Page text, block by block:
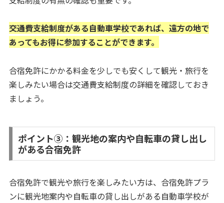
交通費支給制度がある自動車学校であれば、遠方の地で
あってもお得に参加することができます。
合宿免許にかかる料金を少しでも安くして観光・旅行を
楽しみたい場合は交通費支給制度の詳細を確認しておき
ましょう。
ポイント③：観光地の案内や自転車の貸し出し
がある合宿免許
合宿免許で観光や旅行を楽しみたい方は、合宿免許プラ
ンに観光地案内や自転車の貸し出しがある自動車学校が